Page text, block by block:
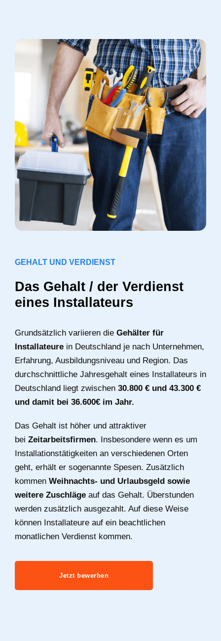
GEHALT UND VERDIENST
Das Gehalt / der Verdienst
eines Installateurs
Grundsätzlich variieren die Gehälter für
Installateure in Deutschland je nach Unternehmen,
Erfahrung, Ausbildungsniveau und Region. Das
durchschnittliche Jahresgehalt eines Installateurs in
Deutschland liegt zwischen 30.800 € und 43.300 €
und damit bei 36.600€ im Jahr.
Das Gehalt ist höher und attraktiver
bei Zeitarbeitsfirmen. Insbesondere wenn es um
Installationstätigkeiten an verschiedenen Orten
geht, erhält er sogenannte Spesen. Zusätzlich
kommen Weihnachts- und Urlaubsgeld sowie
weitere Zuschläge auf das Gehalt. Überstunden
werden zusätzlich ausgezahlt. Auf diese Weise
können Installateure auf ein beachtlichen
monatlichen Verdienst kommen.
Jetzt bewerben